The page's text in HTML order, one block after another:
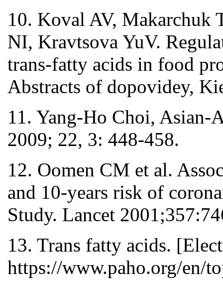
10. Koval AV, Makarchuk
NI, Kravtsova YuV.
trans-fatty acids in food
Abstracts of dopovidey,
11. Yang-Ho Choi, Asian-
2009; 22, 3: 448-458.
12. Oomen CM et al.
and 10-years risk of
Study. Lancet
13. Trans fatty acids.
https://www.paho.org/en/